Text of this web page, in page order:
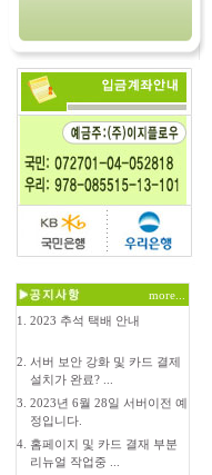
more...
1. 2023 추석 택배 안내
2. 서버 보안 강화 및 카드 결제
설치가 완료? ...
3. 2023년 6월 28일 서버이전 예
정입니다.
4. 홈페이지 및 카드 결재 부분
리뉴얼 작업중 ...